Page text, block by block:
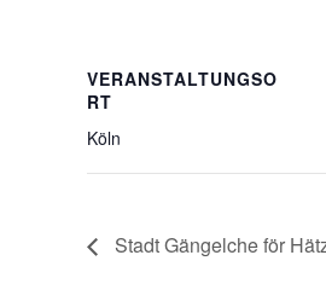
VERANSTALTUNGSO
RT
Köln
Stadt Gängelche för